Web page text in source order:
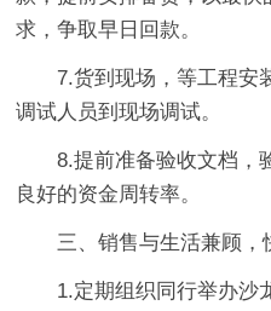
求，争取早日回款。
7.货到现场，等工程安
调试人员到现场调试。
8.提前准备验收文档，
良好的资金周转率。
三、销售与生活兼顾，
1.定期组织同行举办沙